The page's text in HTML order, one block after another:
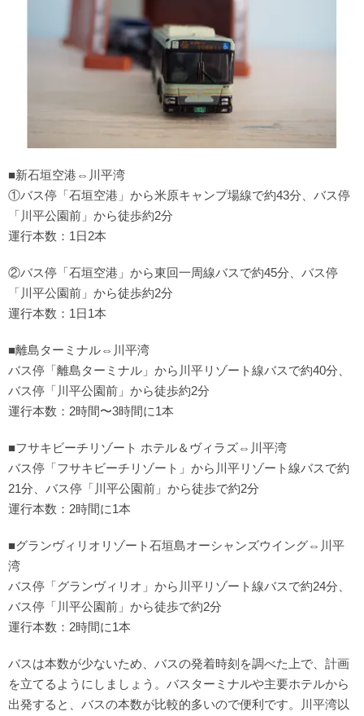
■新石垣空港⇔川平湾
①バス停「石垣空港」から米原キャンプ場線で約43分、バス停
「川平公園前」から徒歩約2分
運行本数：1日2本
②バス停「石垣空港」から東回一周線バスで約45分、バス停
「川平公園前」から徒歩約2分
運行本数：1日1本
■離島ターミナル⇔川平湾
バス停「離島ターミナル」から川平リゾート線バスで約40分、
バス停「川平公園前」から徒歩約2分
運行本数：2時間〜3時間に1本
■フサキビーチリゾート ホテル＆ヴィラズ⇔川平湾
バス停「フサキビーチリゾート」から川平リゾート線バスで約
21分、バス停「川平公園前」から徒歩で約2分
運行本数：2時間に1本
■グランヴィリオリゾート石垣島オーシャンズウイング⇔川平
湾
バス停「グランヴィリオ」から川平リゾート線バスで約24分、
バス停「川平公園前」から徒歩で約2分
運行本数：2時間に1本
バスは本数が少ないため、バスの発着時刻を調べた上で、計画
を立てるようにしましょう。バスターミナルや主要ホテルから
出発すると、バスの本数が比較的多いので便利です。川平湾以